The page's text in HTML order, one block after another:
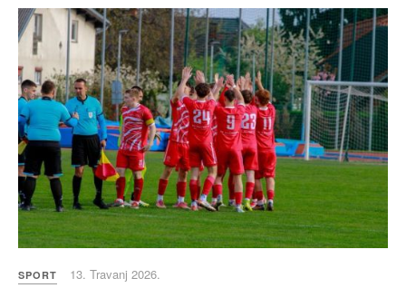
SPORT 13. Travanj 2026.